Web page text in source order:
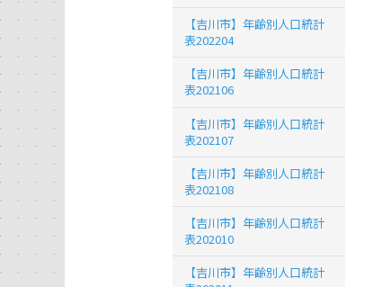
【吉川市】年齢別人口統計
表202204
【吉川市】年齢別人口統計
表202106
【吉川市】年齢別人口統計
表202107
【吉川市】年齢別人口統計
表202108
【吉川市】年齢別人口統計
表202010
【吉川市】年齢別人口統計